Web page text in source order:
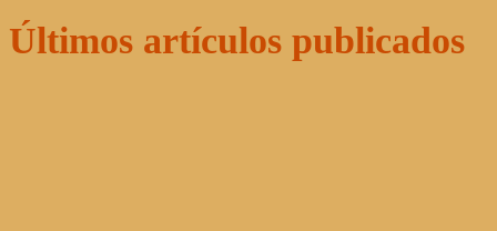
Últimos artículos publicados